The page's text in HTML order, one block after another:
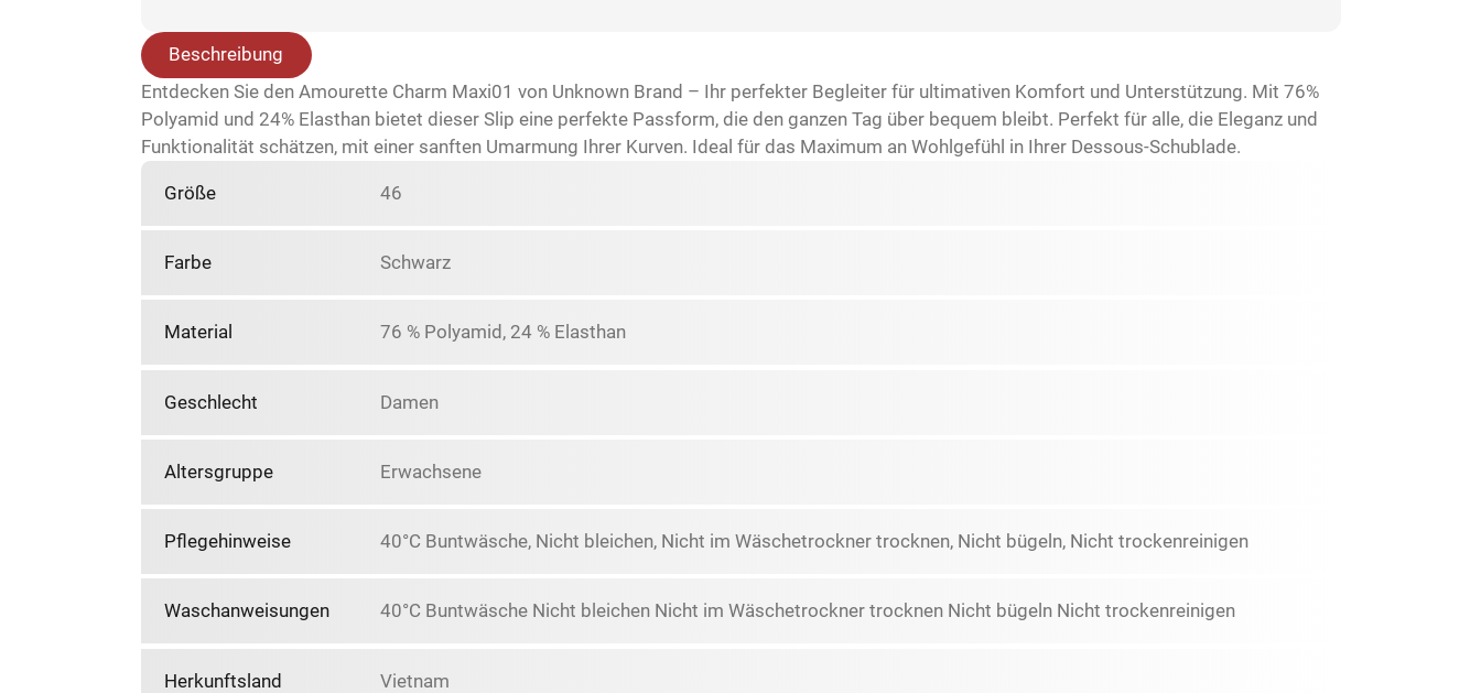
Beschreibung
Entdecken Sie den Amourette Charm Maxi01 von Unknown Brand – Ihr perfekter Begleiter für ultimativen Komfort und Unterstützung. Mit 76%
Polyamid und 24% Elasthan bietet dieser Slip eine perfekte Passform, die den ganzen Tag über bequem bleibt. Perfekt für alle, die Eleganz und
Funktionalität schätzen, mit einer sanften Umarmung Ihrer Kurven. Ideal für das Maximum an Wohlgefühl in Ihrer Dessous-Schublade.
Größe 46
Farbe Schwarz
Material 76 % Polyamid, 24 % Elasthan
Geschlecht Damen
Altersgruppe Erwachsene
Pflegehinweise 40°C Buntwäsche, Nicht bleichen, Nicht im Wäschetrockner trocknen, Nicht bügeln, Nicht trockenreinigen
Waschanweisungen 40°C Buntwäsche Nicht bleichen Nicht im Wäschetrockner trocknen Nicht bügeln Nicht trockenreinigen
Herkunftsland Vietnam